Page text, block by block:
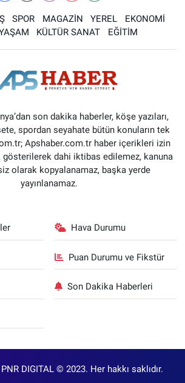
SPOR MAGAZİN YEREL
EKONOMİ
KÜLTÜR SANAT EĞİTİM
son dakika haberler, köşe yazıları,
spordan seyahate bütün konuların tek
Apshaber.com.tr haber içerikleri izin
gösterilerek dahi iktibas edilemez, kanuna
olarak kopyalanamaz, başka yerde
yayınlanamaz.
Hava Durumu
Puan Durumu ve Fikstür
Son Dakika Haberleri
PNR DIGITAL © 2023. Her hakkı saklıdır.